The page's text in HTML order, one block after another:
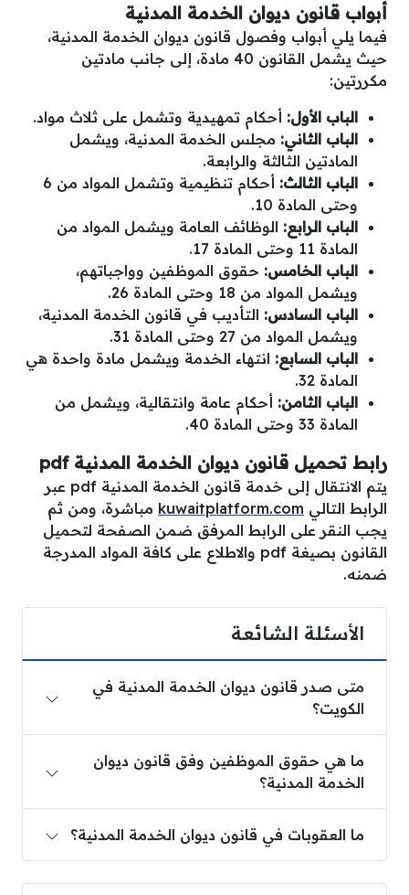
أبواب قانون ديوان الخدمة المدنية
فيما يلي أبواب وفصول قانون ديوان الخدمة المدنية،
حيث يشمل القانون 40 مادة، إلى جانب مادتين
مكررتين:
الباب الأول: أحكام تمهيدية وتشمل على ثلاث مواد.
الباب الثاني: مجلس الخدمة المدنية، ويشمل
المادتين الثالثة والرابعة.
الباب الثالث:
أحكام تنظيمية وتشمل المواد من 6
وحتى المادة 10.
الباب الرابع: الوظائف العامة ويشمل المواد من
المادة 11 وحتى المادة 17.
الباب الخامس: حقوق الموظفين وواجباتهم،
ويشمل المواد من 18 وحتى المادة 26.
الباب السادس: التأديب في قانون الخدمة المدنية،
ويشمل المواد من 27 وحتى المادة 31.
الباب السابع: انتهاء الخدمة ويشمل مادة واحدة هي
المادة 32.
الباب الثامن: أحكام عامة وانتقالية، ويشمل من
المادة 33 وحتى المادة 40.
رابط تحميل قانون ديوان الخدمة المدنية pdf
يتم الانتقال إلى خدمة قانون الخدمة المدنية pdf عبر
الرابط التالي kuwaitplatform.com مباشرة، ومن ثم
يجب النقر على الرابط المرفق ضمن الصفحة لتحميل
القانون بصيغة pdf والاطلاع على كافة المواد المدرجة
ضمنه.
الأسئلة الشائعة
متى صدر قانون ديوان الخدمة المدنية في
الكويت؟
ما هي حقوق الموظفين وفق قانون ديوان
الخدمة المدنية؟
ما العقوبات في قانون ديوان الخدمة المدنية؟